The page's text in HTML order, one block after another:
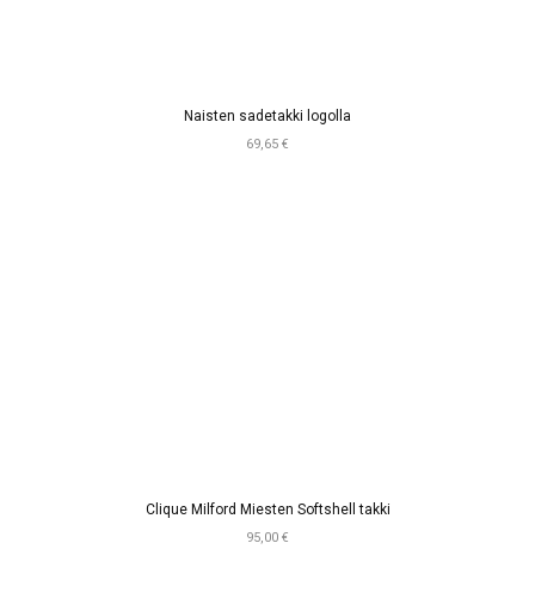
Naisten sadetakki logolla
69,65 €
Clique Milford Miesten Softshell takki
95,00 €